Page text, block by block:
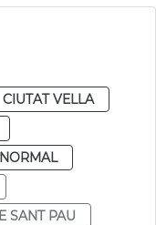
CIUTAT VELLA
NORMAL
SANT PAU